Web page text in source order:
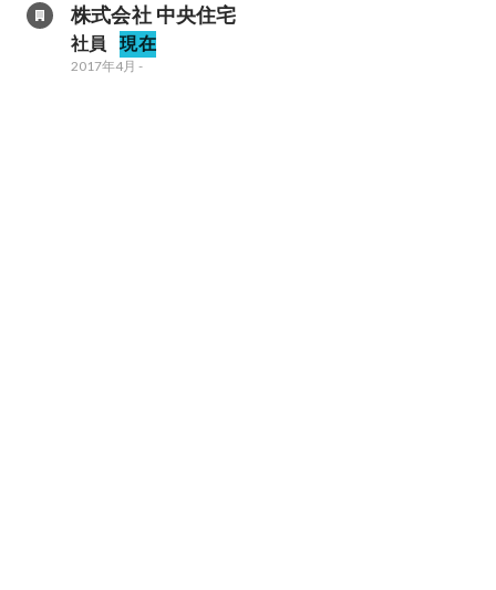
株式会社 中央住宅
社員 現在
2017年4月 -